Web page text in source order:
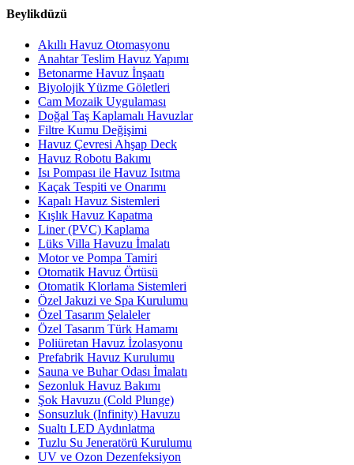
Beylikdüzü
Akıllı Havuz Otomasyonu
Anahtar Teslim Havuz Yapımı
Betonarme Havuz İnşaatı
Biyolojik Yüzme Göletleri
Cam Mozaik Uygulaması
Doğal Taş Kaplamalı Havuzlar
Filtre Kumu Değişimi
Havuz Çevresi Ahşap Deck
Havuz Robotu Bakımı
Isı Pompası ile Havuz Isıtma
Kaçak Tespiti ve Onarımı
Kapalı Havuz Sistemleri
Kışlık Havuz Kapatma
Liner (PVC) Kaplama
Lüks Villa Havuzu İmalatı
Motor ve Pompa Tamiri
Otomatik Havuz Örtüsü
Otomatik Klorlama Sistemleri
Özel Jakuzi ve Spa Kurulumu
Özel Tasarım Şelaleler
Özel Tasarım Türk Hamamı
Poliüretan Havuz İzolasyonu
Prefabrik Havuz Kurulumu
Sauna ve Buhar Odası İmalatı
Sezonluk Havuz Bakımı
Şok Havuzu (Cold Plunge)
Sonsuzluk (Infinity) Havuzu
Sualtı LED Aydınlatma
Tuzlu Su Jeneratörü Kurulumu
UV ve Ozon Dezenfeksiyon